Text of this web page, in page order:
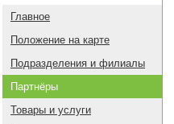
Главное
Положение на карте
Подразделения и филиалы
Партнёры
Товары и услуги